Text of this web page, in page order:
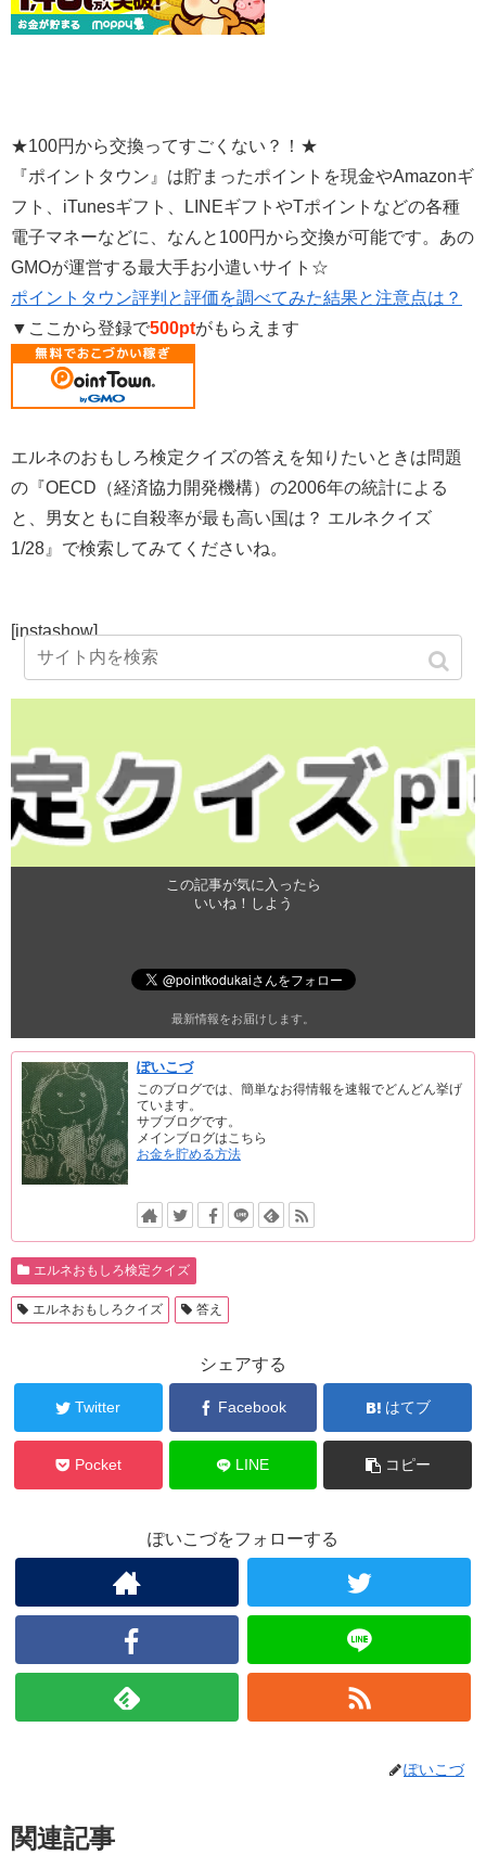
★100円から交換ってすごくない？！★
『ポイントタウン』は貯まったポイントを現金やAmazonギ
フト、iTunesギフト、LINEギフトやTポイントなどの各種
電子マネーなどに、なんと100円から交換が可能です。あの
GMOが運営する最大手お小遣いサイト☆
ポイントタウン評判と評価を調べてみた結果と注意点は？
▼ここから登録で500ptがもらえます
エルネのおもしろ検定クイズの答えを知りたいときは問題
の『OECD（経済協力開発機構）の2006年の統計による
と、男女ともに自殺率が最も高い国は？ エルネクイズ
1/28』で検索してみてくださいね。
[instashow]
この記事が気に入ったら
いいね！しよう
最新情報をお届けします。
ぽいこづ
このブログでは、簡単なお得情報を速報でどんどん挙げ
ています。
サブブログです。
メインブログはこちら
お金を貯める方法
エルネおもしろ検定クイズ
エルネおもしろクイズ 答え
シェアする
Twitter Facebook はてブ
Pocket LINE コピー
ぽいこづをフォローする
ぽいこづ
関連記事